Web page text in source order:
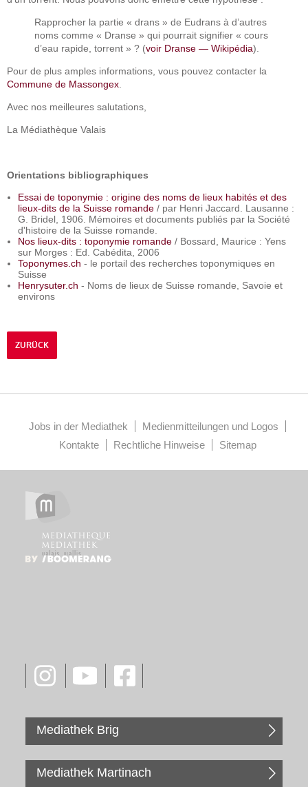
Rapprocher la partie « drans » de Eudrans à d’autres
noms comme « Dranse » qui pourrait signifier « cours
d’eau rapide, torrent » ? (voir Dranse — Wikipédia).
Pour de plus amples informations, vous pouvez contacter la
Commune de Massongex
Avec nos meilleures salutations,
La Médiathèque Valais
Orientations bibliographiques
Essai de toponymie : origine des noms de lieux habités et des
lieux-dits de la Suisse romande / par Henri Jaccard. Lausanne :
G. Bridel, 1906. Mémoires et documents publiés par la Société
d'histoire de la Suisse romande.
Nos lieux-dits : toponymie romande / Bossard, Maurice : Yens
sur Morges : Ed. Cabédita, 2006
Toponymes.ch - le portail des recherches toponymiques en
Suisse
Henrysuter.ch - Noms de lieux de Suisse romande, Savoie et
environs
ZURÜCK
Jobs in der Mediathek
Medienmitteilungen und Logos
Kontakte
Rechtliche Hinweise Sitemap
Mediathek Brig
Mediathek Martinach